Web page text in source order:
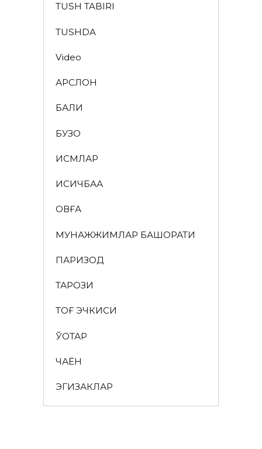
TUSH TABIRI
TUSHDA
Video
АРСЛОН
БАЛИҚ
БУЗОҚ
ИСМЛАР
ҚИСҚИЧБАҚА
ҚОВҒА
МУНАЖЖИМЛАР БАШОРАТИ
ПАРИЗОД
ТАРОЗИ
ТОҒ ЭЧКИСИ
ЎҚОТАР
ЧАЁН
ЭГИЗАКЛАР